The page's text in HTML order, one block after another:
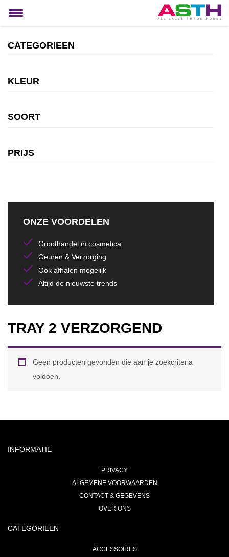
Toggle
CATEGORIEEN
KLEUR
SOORT
PRIJS
ONZE VOORDELEN
Groothandel in cosmetica
Geuren & Verzorging
Ook afhalen mogelijk
Altijd de nieuwste trends
TRAY 2 VERZORGEND
Geen producten gevonden die aan je zoekcriteria
voldoen.
INFORMATIE
PRIVACY
ALGEMENE VOORWAARDEN
CONTACT & GEGEVENS
OVER ONS
CATEGORIEEN
ACCESSOIRES